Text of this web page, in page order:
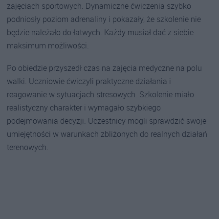
zajęciach sportowych. Dynamiczne ćwiczenia szybko
podniosły poziom adrenaliny i pokazały, że szkolenie nie
będzie należało do łatwych. Każdy musiał dać z siebie
maksimum możliwości.
Po obiedzie przyszedł czas na zajęcia medyczne na polu
walki. Uczniowie ćwiczyli praktyczne działania i
reagowanie w sytuacjach stresowych. Szkolenie miało
realistyczny charakter i wymagało szybkiego
podejmowania decyzji. Uczestnicy mogli sprawdzić swoje
umiejętności w warunkach zbliżonych do realnych działań
terenowych.